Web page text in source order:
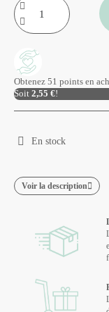
Obtenez 51 points en
Soit 2,55 €!
En stock
Voir la description